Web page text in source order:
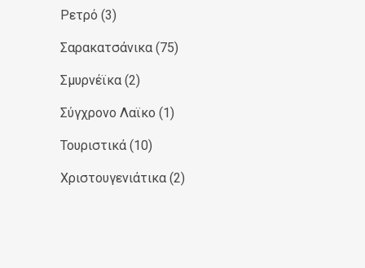
Ρετρό (3)
Σαρακατσάνικα (75)
Σμυρνέϊκα (2)
Σύγχρονο Λαϊκο (1)
Τουριστικά (10)
Χριστουγενιάτικα (2)